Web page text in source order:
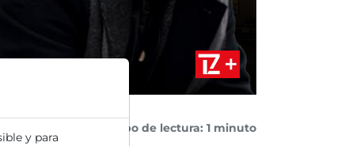
Tiempo de lectura: 1 minuto
y para